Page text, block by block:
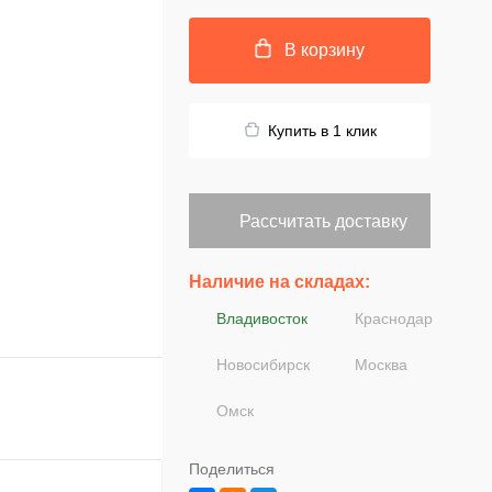
В корзину
Купить в 1 клик
Рассчитать доставку
Наличие на складах:
Владивосток Краснодар
Новосибирск Москва
Омск
Поделиться